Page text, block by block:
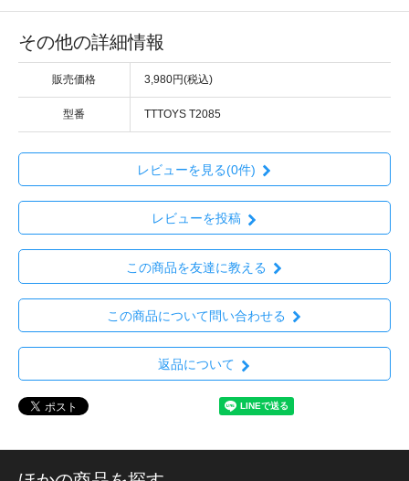
その他の詳細情報
販売価格 3,980円(税込)
型番 TTTOYS T2085
レビューを見る(0件)
レビューを投稿
この商品を友達に教える
この商品について問い合わせる
返品について